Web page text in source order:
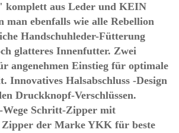
komplett aus Leder und KEIN
man ebenfalls wie alle Rebellion
Handschuhleder-Fütterung
glatteres Innenfutter. Zwei
angenehmen Einstieg für optimale
Innovatives Halsabschluss -Design
Druckknopf-Verschlüssen.
Wege Schritt-Zipper mit
der Marke YKK für beste